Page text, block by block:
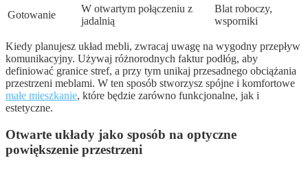
Gotowanie
W otwartym połączeniu z
jadalnią
Blat roboczy,
wsporniki
Kiedy planujesz układ mebli, zwracaj uwagę na wygodny przepływ
komunikacyjny. Używaj różnorodnych faktur podłóg, aby
definiować granice stref, a przy tym unikaj przesadnego obciążania
przestrzeni meblami. W ten sposób stworzysz spójne i komfortowe
małe mieszkanie, które będzie zarówno funkcjonalne, jak i
estetyczne.
Otwarte układy jako sposób na optyczne
powiększenie przestrzeni